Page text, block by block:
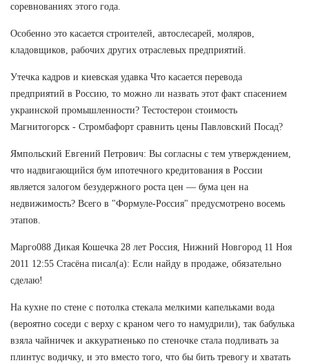
соревнованиях этого года.
Особенно это касается строителей, автослесарей, моляров,
кладовщиков, рабочих других отраслевых предприятий.
Утечка кадров и киевская удавка Что касается перевода
предприятий в Россию, то можно ли назвать этот факт спасением
украинской промышленности? Тестостерон стоимость
Магнитогорск - Стромбафорт сравнить цены Павловский Посад?
Ямпольский Евгений Петрович: Вы согласны с тем утверждением,
что надвигающийся бум ипотечного кредитования в России
является залогом безудержного роста цен — бума цен на
недвижимость? Всего в "Формуле-Россия" предусмотрено восемь
этапов.
Марго088 Дикая Кошечка 28 лет Россия, Нижний Новгород 11 Ноя
2011 12:55 Стасёна писал(а): Если найду в продаже, обязательно
сделаю!
На кухне по стене с потолка стекала мелкими капельками вода
(вероятно соседи с верху с краном чего то намудрили), так бабулька
взяла чайничек и аккуратненько по стеночке стала подливать за
плинтус водичку, и это вместо того, что бы бить тревогу и хватать